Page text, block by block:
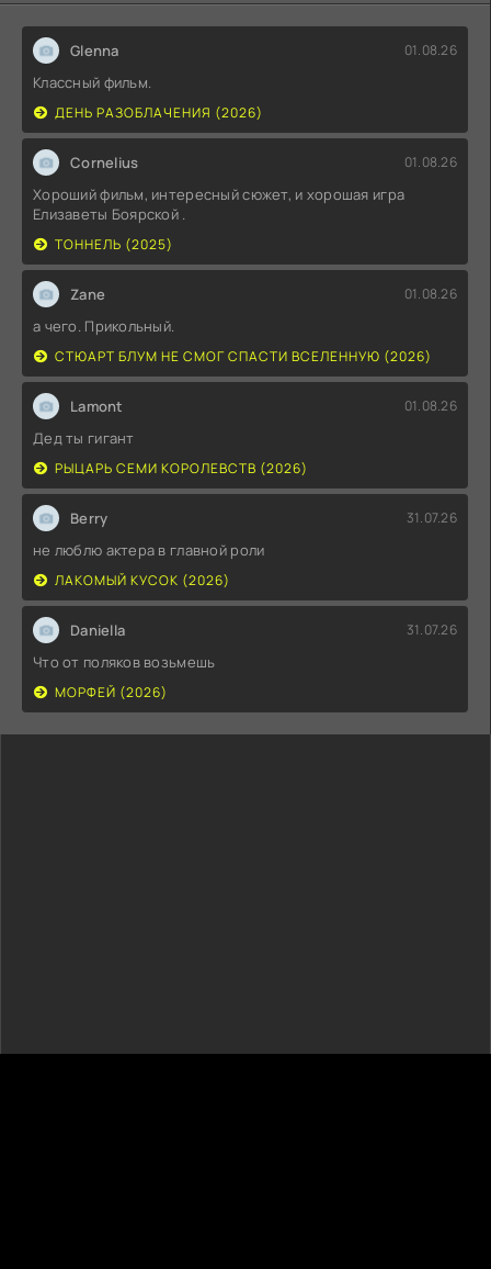
Glenna 01.08.26
Классный фильм.
ДЕНЬ РАЗОБЛАЧЕНИЯ (2026)
Cornelius 01.08.26
Хороший фильм, интересный сюжет, и хорошая игра
Елизаветы Боярской .
ТОННЕЛЬ (2025)
Zane 01.08.26
а чего. Прикольный.
СТЮАРТ БЛУМ НЕ СМОГ СПАСТИ ВСЕЛЕННУЮ (2026)
Lamont 01.08.26
Дед ты гигант
РЫЦАРЬ СЕМИ КОРОЛЕВСТВ (2026)
Berry 31.07.26
не люблю актера в главной роли
ЛАКОМЫЙ КУСОК (2026)
Daniella 31.07.26
Что от поляков возьмешь
МОРФЕЙ (2026)